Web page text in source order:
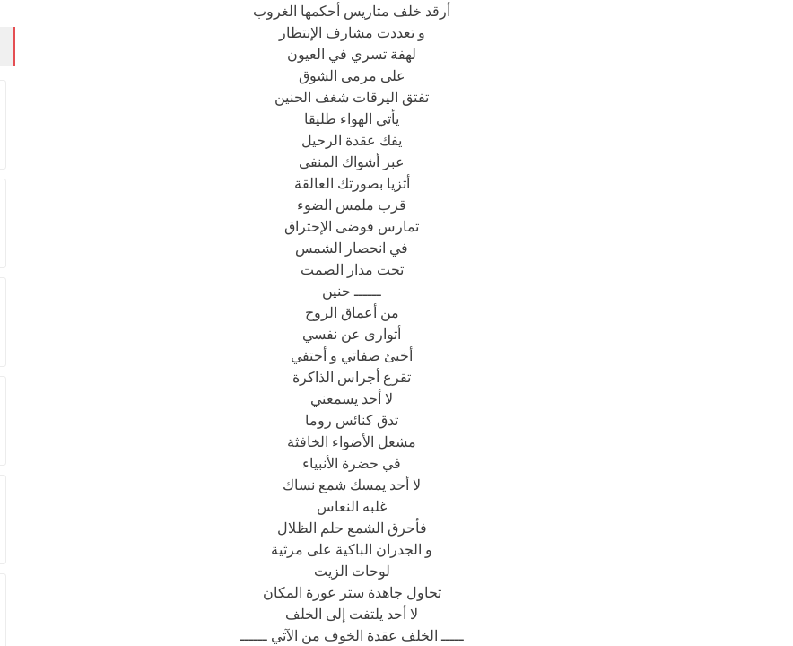
أرقد خلف متاريس أحكمها الغروب
و تعددت مشارف الإنتظار
لهفة تسري في العيون
على مرمى الشوق
تفتق اليرقات شغف الحنين
يأتي الهواء طليقا
يفك عقدة الرحيل
عبر أشواك المنفى
أتزيا بصورتك العالقة
قرب ملمس الضوء
تمارس فوضى الإحتراق
في انحصار الشمس
تحت مدار الصمت
ــــــ حنين
من أعماق الروح
أتوارى عن نفسي
أخبئ صفاتي و أختفي
تقرع أجراس الذاكرة
لا أحد يسمعني
تدق كنائس روما
مشعل الأضواء الخافثة
في حضرة الأنبياء
لا أحد يمسك شمع نساك
غلبه النعاس
فأحرق الشمع حلم الظلال
و الجدران الباكية على مرثية
لوحات الزيت
تحاول جاهدة ستر عورة المكان
لا أحد يلتفت إلى الخلف
ـــــ الخلف عقدة الخوف من الآتي ــــــ